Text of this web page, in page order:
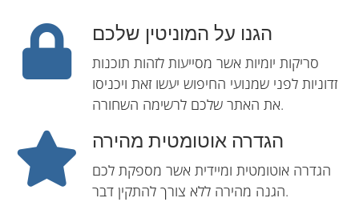
הגנו על המוניטין שלכם
סריקות יומיות אשר מסייעות לזהות תוכנות
זדוניות לפני שמנועי החיפוש יעשו זאת ויכניסו
את האתר שלכם לרשימה השחורה.
הגדרה אוטומטית מהירה
הגדרה אוטומטית ומיידית אשר מספקת לכם
הגנה מהירה ללא צורך להתקין דבר.